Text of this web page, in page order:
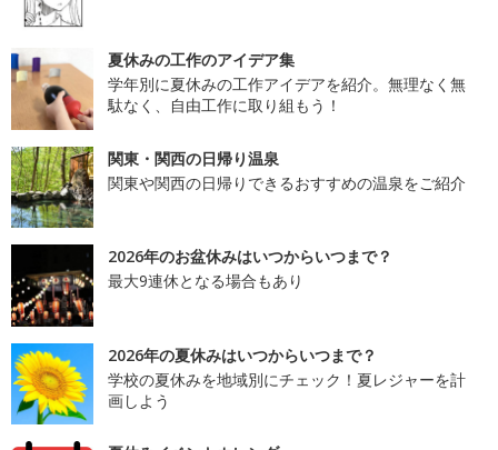
夏休みの工作のアイデア集
学年別に夏休みの工作アイデアを紹介。無理なく無
駄なく、自由工作に取り組もう！
関東・関西の日帰り温泉
関東や関西の日帰りできるおすすめの温泉をご紹介
2026年のお盆休みはいつからいつまで？
最大9連休となる場合もあり
2026年の夏休みはいつからいつまで？
学校の夏休みを地域別にチェック！夏レジャーを計
画しよう